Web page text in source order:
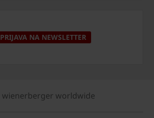
PRIJAVA NA NEWSLETTER
wienerberger worldwide